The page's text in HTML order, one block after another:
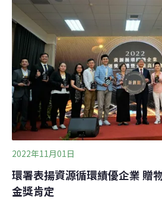
球首個半導體產業鏈聯盟 目標2050
日）發布新聞稿指出，全球半導體
球第一個全由半導體價值鏈企業所
將透過合作保持密切溝通、共同技
目標，並於2050年達成淨零碳排，
碳排放範圍的年度進度報告。SCC
有五家台灣企業在列，日月光、環
亞科技、台積電。其餘成員包括世
（AMD）、艾司摩爾（ASML）、
2022年11月01日
環署表揚資源循環績優企業 贈
金獎肯定